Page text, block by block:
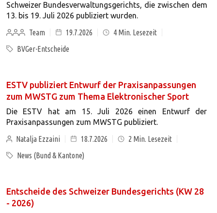
Schweizer Bundesverwaltungsgerichts, die zwischen dem
13. bis 19. Juli 2026 publiziert wurden.
Team
19.7.2026 4Min. Lesezeit
BVGer-Entscheide
ESTV publiziert Entwurf der Praxisanpassungen
zum MWSTG zum Thema Elektronischer Sport
Die ESTV hat am 15. Juli 2026 einen Entwurf der
Praxisanpassungen zum MWSTG publiziert.
Natalja Ezzaini
18.7.2026 2 Min. Lesezeit
News (Bund & Kantone)
Entscheide des Schweizer Bundesgerichts (KW 28
- 2026)